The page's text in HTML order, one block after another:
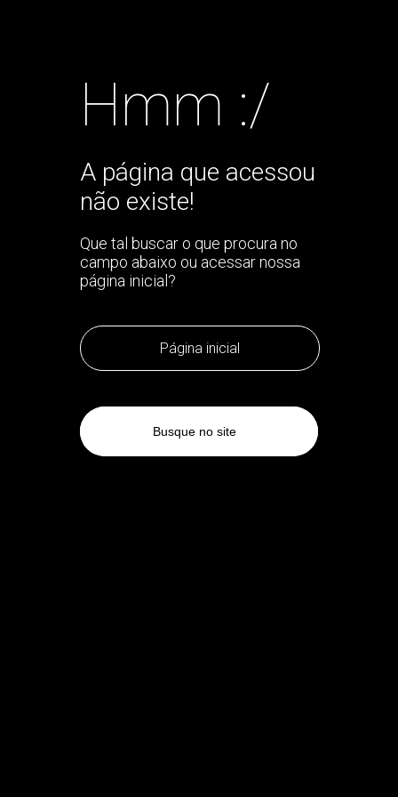
Hmm :/
A página que acessou
não existe!
Que tal buscar o que procura no
campo abaixo ou acessar nossa
página inicial?
Página inicial